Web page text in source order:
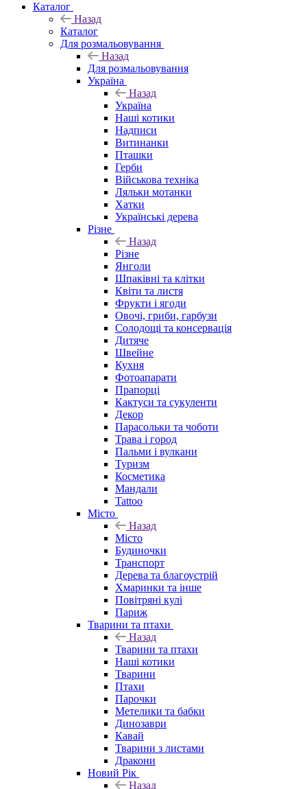
Каталог
Назад
Каталог
Для розмальовування
Назад
Для розмальовування
Україна
Назад
Україна
Наші котики
Надписи
Витинанки
Пташки
Герби
Військова техніка
Ляльки мотанки
Хатки
Українські дерева
Різне
Назад
Різне
Янголи
Шпаківні та клітки
Квіти та листя
Фрукти і ягоди
Овочі, гриби, гарбузи
Солодощі та консервація
Дитяче
Швейне
Кухня
Фотоапарати
Прапорці
Кактуси та сукуленти
Декор
Парасольки та чоботи
Трава і город
Пальми і вулкани
Туризм
Косметика
Мандали
Tattoo
Місто
Назад
Місто
Будиночки
Транспорт
Дерева та благоустрій
Хмаринки та інше
Повітряні кулі
Париж
Тварини та птахи
Назад
Тварини та птахи
Наші котики
Тварини
Птахи
Парочки
Метелики та бабки
Динозаври
Кавай
Тварини з листами
Дракони
Новий Рік
Назад